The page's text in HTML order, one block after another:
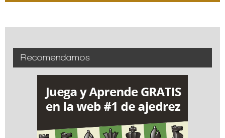
Recomendamos